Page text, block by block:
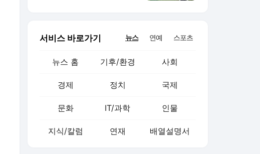
서비스 바로가기 뉴스 연예 스포츠
뉴스 홈 기후/환경 사회
경제 정치 국제
문화 IT/과학 인물
지식/칼럼 연재 배열설명서